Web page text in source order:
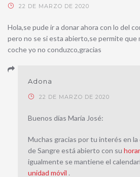
22 DE MARZO DE 2020
Hola,se pude ir a donar ahora con lo del
pero no se si esta abierto,se permite que
coche yo no conduzco,gracias
Adona
22 DE MARZO DE 2020
Buenos días María José:
Muchas gracias por tu interés en la
de Sangre está abierto con su
igualmente se mantiene el
unidad móvil .